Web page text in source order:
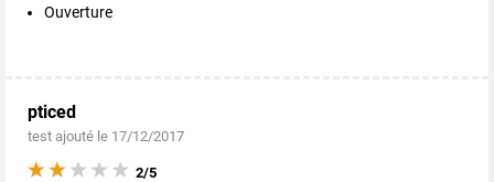
Ouverture
pticed
test ajouté le 17/12/2017
2/5